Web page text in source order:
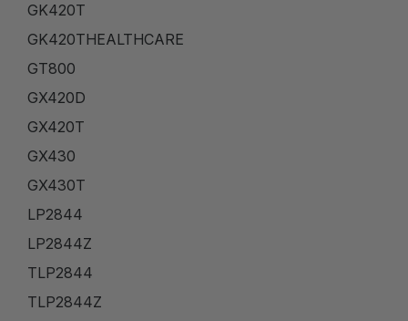
GK420T
GK420THEALTHCARE
GT800
GX420D
GX420T
GX430
GX430T
LP2844
LP2844Z
TLP2844
TLP2844Z